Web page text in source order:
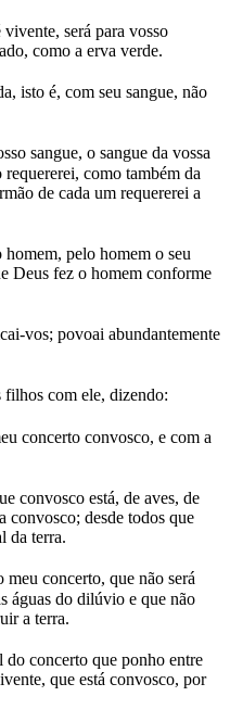
será para vosso
como a erva verde.
isto é, com seu sangue, não
sangue, o sangue da vossa
como também da
de cada um requererei a
pelo homem o seu
Deus fez o homem conforme
vos; povoai abundantemente
filhos com ele, dizendo:
concerto convosco, e com a
convosco está, de aves, de
convosco; desde todos que
da terra.
meu concerto, que não será
águas do dilúvio e que não
a terra.
do concerto que ponho entre
que está convosco, por